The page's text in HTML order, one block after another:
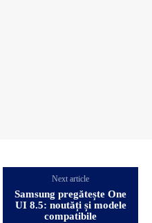
Next article
Samsung pregătește One
UI 8.5: noutăți și modele
compatibile